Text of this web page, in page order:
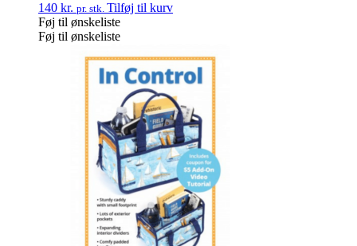
140 kr. pr. stk. Tilføj til kurv
Føj til ønskeliste
Føj til ønskeliste